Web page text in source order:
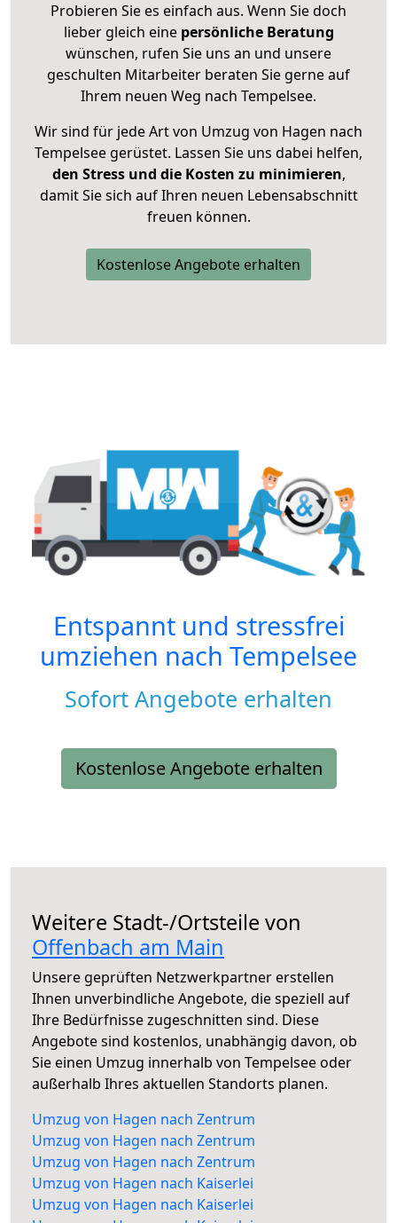
Probieren Sie es einfach aus. Wenn Sie doch
lieber gleich eine persönliche Beratung
wünschen, rufen Sie uns an und unsere
geschulten Mitarbeiter beraten Sie gerne auf
Ihrem neuen Weg nach Tempelsee.
Wir sind für jede Art von Umzug von Hagen nach
Tempelsee gerüstet. Lassen Sie uns dabei helfen,
den Stress und die Kosten zu minimieren,
damit Sie sich auf Ihren neuen Lebensabschnitt
freuen können.
Kostenlose Angebote erhalten
Entspannt und stressfrei
umziehen nach Tempelsee
Sofort Angebote erhalten
Kostenlose Angebote erhalten
Weitere Stadt-/Ortsteile von
Offenbach am Main
Unsere geprüften Netzwerkpartner erstellen
Ihnen unverbindliche Angebote, die speziell auf
Ihre Bedürfnisse zugeschnitten sind. Diese
Angebote sind kostenlos, unabhängig davon, ob
Sie einen Umzug innerhalb von Tempelsee oder
außerhalb Ihres aktuellen Standorts planen.
Umzug von Hagen nach Zentrum
Umzug von Hagen nach Zentrum
Umzug von Hagen nach Zentrum
Umzug von Hagen nach Kaiserlei
Umzug von Hagen nach Kaiserlei